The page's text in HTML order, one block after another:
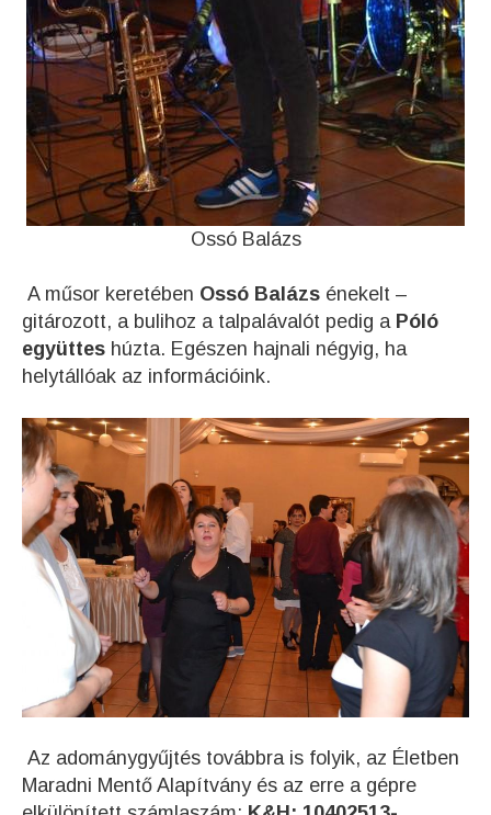
Ossó Balázs
A műsor keretében Ossó Balázs énekelt –
gitározott, a bulihoz a talpalávalót pedig a Póló
együttes húzta. Egészen hajnali négyig, ha
helytállóak az információink.
Az adománygyűjtés továbbra is folyik, az Életben
Maradni Mentő Alapítvány és az erre a gépre